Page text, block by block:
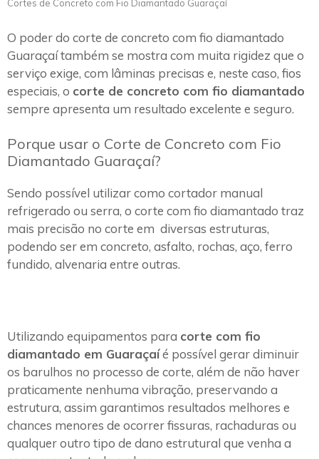
Cortes de Concreto com Fio Diamantado Guaraçaí
O poder do corte de concreto com fio diamantado
Guaraçaí também se mostra com muita rigidez que o
serviço exige, com lâminas precisas e, neste caso, fios
especiais, o corte de concreto com fio diamantado
sempre apresenta um resultado excelente e seguro.
Porque usar o Corte de Concreto com Fio
Diamantado Guaraçaí?
Sendo possível utilizar como cortador manual
refrigerado ou serra, o corte com fio diamantado traz
mais precisão no corte em diversas estruturas,
podendo ser em concreto, asfalto, rochas, aço, ferro
fundido, alvenaria entre outras.
Utilizando equipamentos para corte com fio
diamantado em Guaraçaíé possível gerar diminuir
os barulhos no processo de corte, além de não haver
praticamente nenhuma vibração, preservando a
estrutura, assim garantimos resultados melhores e
chances menores de ocorrer fissuras, rachaduras ou
qualquer outro tipo de dano estrutural que venha a